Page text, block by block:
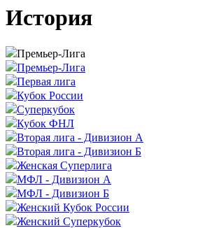
История
Премьер-Лига
Премьер-Лига
Первая лига
Кубок России
Суперкубок
Кубок ФНЛ
Вторая лига - Дивизион А
Вторая лига - Дивизион Б
Женская Суперлига
МФЛ - Дивизион А
МФЛ - Дивизион Б
Женский Кубок России
Женский Суперкубок